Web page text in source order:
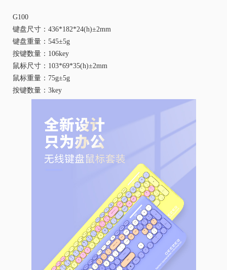
G100
键盘尺寸：436*182*24(h)±2mm
键盘重量：545±5g
按键数量：106key
鼠标尺寸：103*69*35(h)±2mm
鼠标重量：75g±5g
按键数量：3key